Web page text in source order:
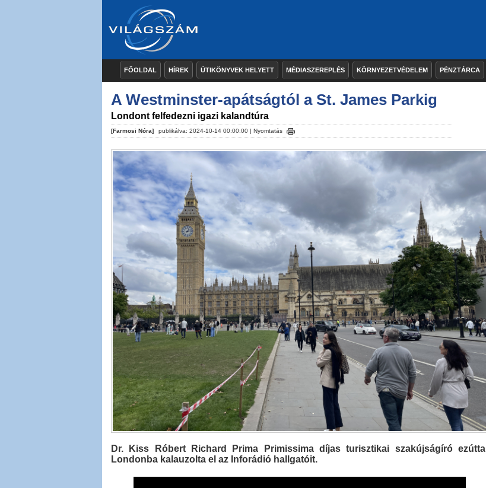
FŐOLDAL HÍREK ÚTIKÖNYVEK HELYETT MÉDIASZEREPLÉS KÖRNYEZETVÉDELEM PÉNZTÁRCA
A Westminster-apátságtól a St. James Parkig
Londont felfedezni igazi kalandtúra
[Farmosi Nóra] publikálva: 2024-10-14 00:00:00 | Nyomtatás
Dr. Kiss Róbert Richard Prima Primissima díjas turisztikai szakújságíró ezúttal
Londonba kalauzolta el az Inforádió hallgatóit.